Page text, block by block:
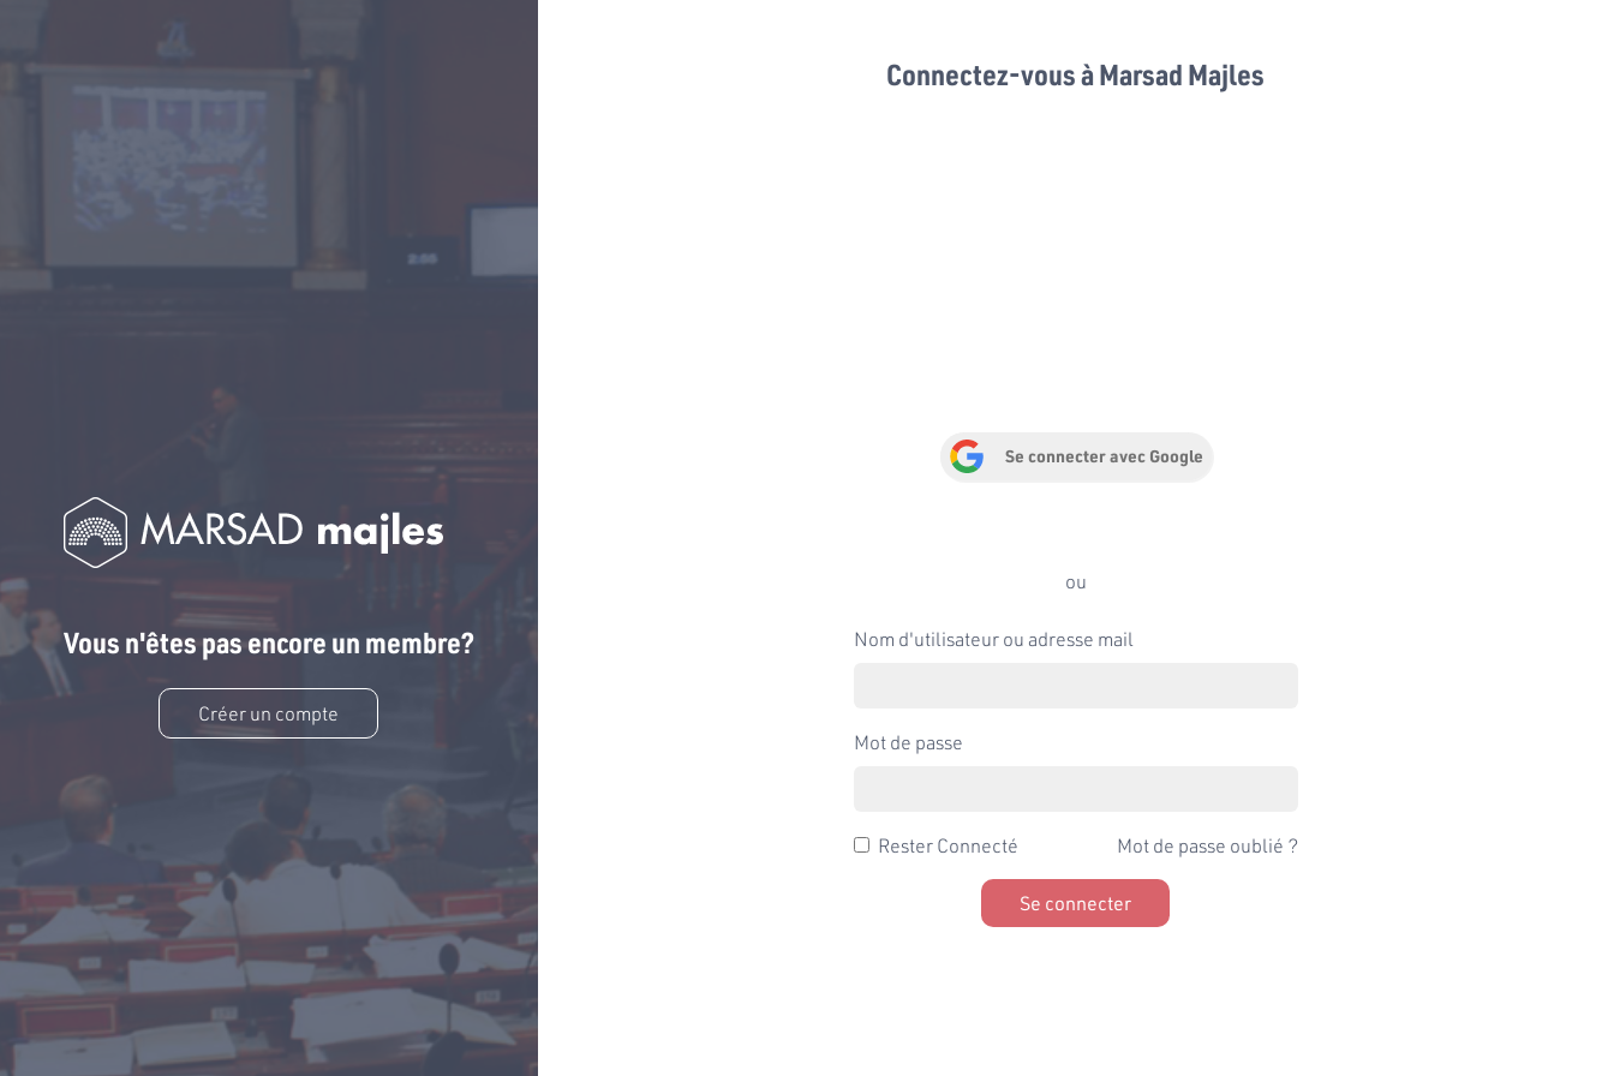
Vous n'êtes pas encore un membre?
Créer un compte
Connectez-vous à Marsad Majles
Se connecter avec Google
ou
Nom d'utilisateur ou adresse mail
Mot de passe
Rester Connecté Mot de passe oublié ?